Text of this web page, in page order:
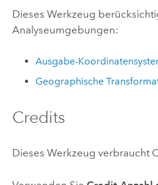
Dieses Werkzeug
Analyseumgebungen:
Ausgabe-
Geographische
Credits
Dieses Werkzeug verbraucht